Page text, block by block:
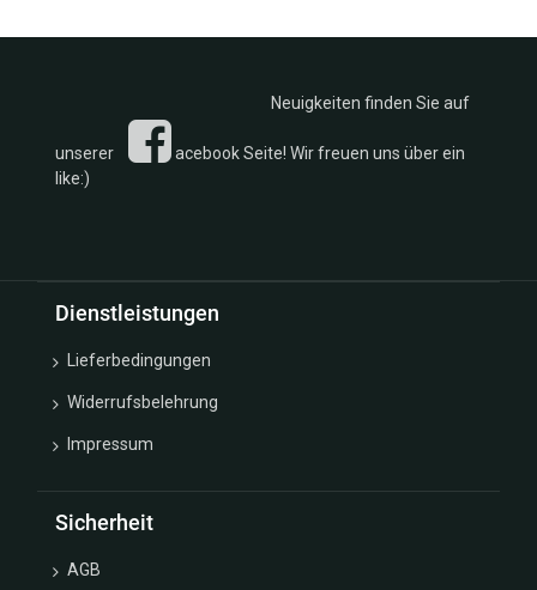
Neuigkeiten finden Sie auf
unserer
acebook Seite! Wir freuen uns über ein
like:)
Dienstleistungen
Lieferbedingungen
Widerrufsbelehrung
Impressum
Sicherheit
AGB